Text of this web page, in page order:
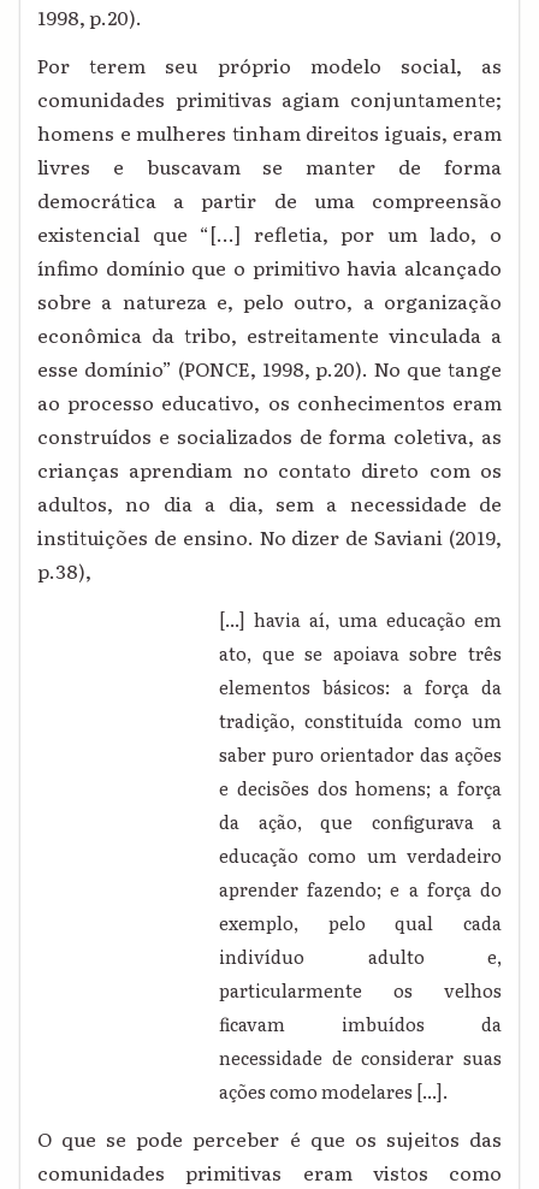
1998, p.20).
Por terem seu próprio modelo social, as
comunidades primitivas agiam conjuntamente;
homens e mulheres tinham direitos iguais, eram
livres e buscavam se manter de forma
democrática a partir de uma compreensão
existencial que “[...] refletia, por um lado, o
ínfimo domínio que o primitivo havia alcançado
sobre a natureza e, pelo outro, a organização
econômica da tribo, estreitamente vinculada a
esse domínio” (PONCE, 1998, p.20). No que tange
ao processo educativo, os conhecimentos eram
construídos e socializados de forma coletiva, as
crianças aprendiam no contato direto com os
adultos, no dia a dia, sem a necessidade de
instituições de ensino. No dizer de Saviani (2019,
p.38),
[...] havia aí, uma educação em
ato, que se apoiava sobre três
elementos básicos: a força da
tradição, constituída como um
saber puro orientador das ações
e decisões dos homens; a força
da ação, que configurava a
educação como um verdadeiro
aprender fazendo; e a força do
exemplo, pelo qual cada
indivíduo adulto e,
particularmente os velhos
ficavam imbuídos da
necessidade de considerar suas
ações como modelares [...].
O que se pode perceber é que os sujeitos das
comunidades primitivas eram vistos como